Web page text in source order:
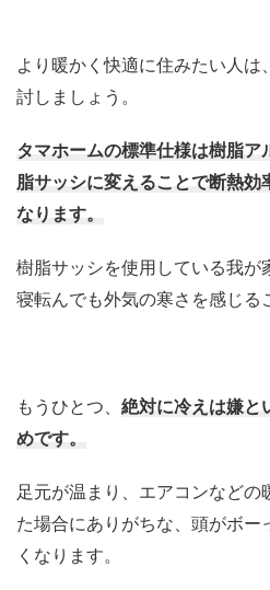
より暖かく快適に住みたい人
討しましょう。
タマホームの標準仕様は樹脂
脂サッシに変えることで断熱効
なります。
樹脂サッシを使用している我が
寝転んでも外気の寒さを感じる
もうひとつ、 絶対に冷えは嫌と
めです。
足元が温まり、エアコンなどの
た場合にありがちな、頭がボー
くなります。